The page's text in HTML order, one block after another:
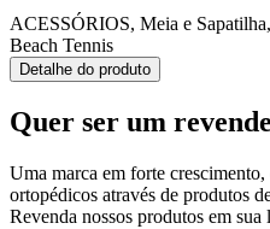
ACESSÓRIOS, Meia e
Beach Tennis
Detalhe do produto
Quer ser um
Uma marca em forte
ortopédicos através de produtos
Revenda nossos produtos em